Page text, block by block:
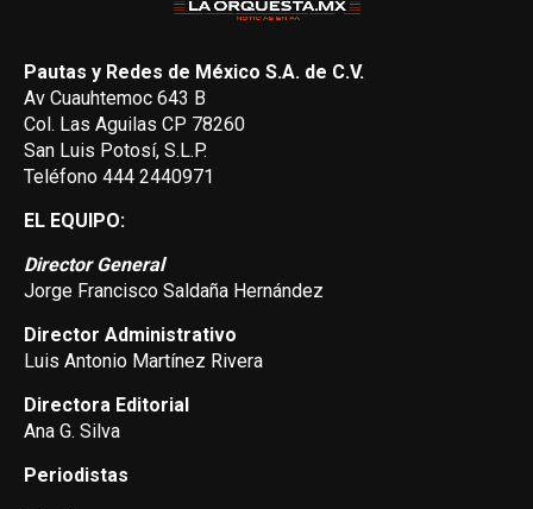
Pautas y Redes de México S.A. de C.V.
Av Cuauhtemoc 643 B
Col. Las Aguilas CP 78260
San Luis Potosí, S.L.P.
Teléfono 444 2440971
EL EQUIPO:
Director General
Jorge Francisco Saldaña Hernández
Director Administrativo
Luis Antonio Martínez Rivera
Directora Editorial
Ana G. Silva
Periodistas